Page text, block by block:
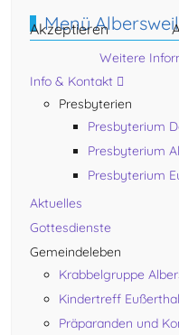
Menü
Info & Kontakt
Presbyterien
Presbyterium
Presbyterium
Presbyterium
Aktuelles
Gottesdienste
Gemeindeleben
Krabbelgruppe
Kindertreff Eußerthal
Präparanden und
Akzeptieren
Weitere